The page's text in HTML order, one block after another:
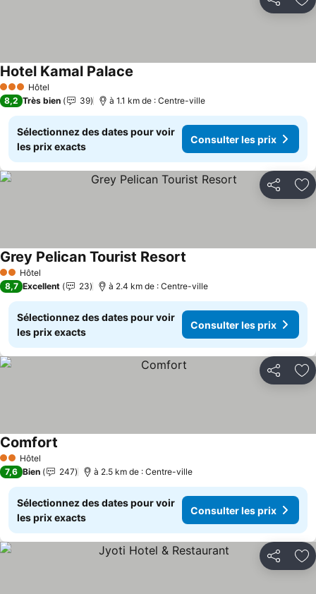
Partager
3 ÉtoilesHôtel
Hotel Kamal Palace
8,2 Très bien 39 à 1.1 km de : Centre-ville
Sélectionnez des dates pour voir
les prix exacts
Consulter les prix
Partager
2 Étoiles
Hôtel
Grey Pelican Tourist Resort
8,7 Excellent 23 à 2.4 km de : Centre-ville
Sélectionnez des dates pour voir
les prix exacts
Consulter les prix
Partager
2 Étoiles
Hôtel
Comfort
7,6 Bien 247 à 2.5 km de : Centre-ville
Sélectionnez des dates pour voir
les prix exacts
Consulter les prix
Partager